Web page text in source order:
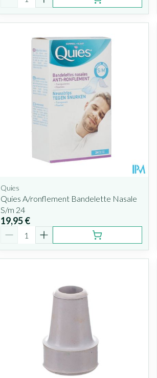
Quies
Quies A/ronflement Bandelette Nasale
S/m 24
19,95 €
Quantité